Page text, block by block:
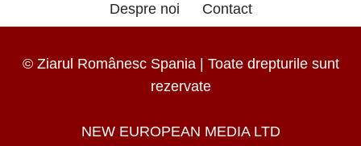
Despre noi Contact
© Ziarul Românesc Spania | Toate drepturile sunt
rezervate
NEW EUROPEAN MEDIA LTD